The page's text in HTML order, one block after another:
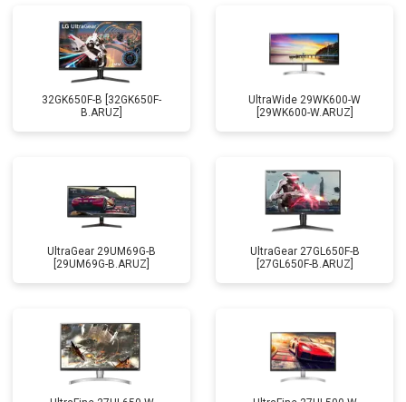
32GK650F-B [32GK650F-
B.ARUZ]
UltraWide 29WK600-W
[29WK600-W.ARUZ]
UltraGear 29UM69G-B
[29UM69G-B.ARUZ]
UltraGear 27GL650F-B
[27GL650F-B.ARUZ]